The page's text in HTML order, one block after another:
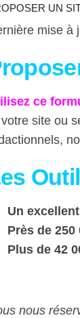
UN
mise à
ce
site ou
Un
Près de
Plus de 42
nous